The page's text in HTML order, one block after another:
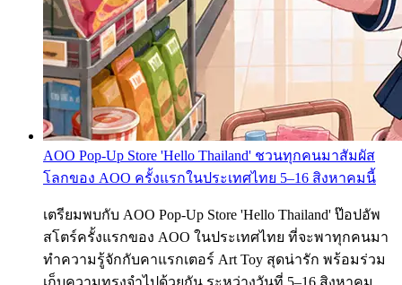
AOO Pop-Up Store 'Hello Thailand' ชวนทุกคนมาสัมผัส
โลกของ AOO ครั้งแรกในประเทศไทย 5–16 สิงหาคมนี้
เตรียมพบกับ AOO Pop-Up Store 'Hello Thailand' ป๊อปอัพ
สโตร์ครั้งแรกของ AOO ในประเทศไทย ที่จะพาทุกคนมา
ทำความรู้จักกับคาแรกเตอร์ Art Toy สุดน่ารัก พร้อมร่วม